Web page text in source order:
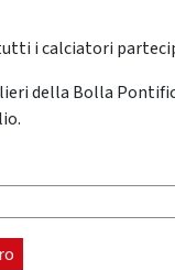
i calciatori
della Bolla